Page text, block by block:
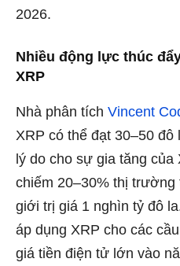
2026.
Nhiều động lực thúc
XRP
Nhà phân tích Vincent
XRP có thể đạt 30–50
lý do cho sự gia tăng của
chiếm 20–30% thị trường
giới trị giá 1 nghìn tỷ đô
áp dụng XRP cho các
giá tiền điện tử lớn vào